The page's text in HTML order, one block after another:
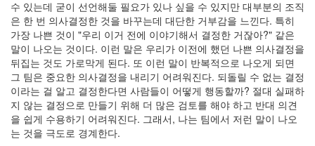
수 있는데 굳이 선언해둘 필요가 있나 싶을 수 있지만 대부분의 조직
은 한 번 의사결정한 것을 바꾸는데 대단한 거부감을 느낀다. 특히
가장 나쁜 것이 "우리 이거 전에 이야기해서 결정한 거잖아?" 같은
말이 나오는 것이다. 이런 말은 우리가 이전에 했던 나쁜 의사결정을
뒤집는 것도 가로막게 된다. 또 이런 말이 반복적으로 나오게 되면
그 팀은 중요한 의사결정을 내리기 어려워진다. 되돌릴 수 없는 결정
이라는 걸 알고 결정한다면 사람들이 어떻게 행동할까? 절대 실패하
지 않는 결정으로 만들기 위해 더 많은 검토를 해야 하고 반대 의견
을 쉽게 수용하기 어려워진다. 그래서, 나는 팀에서 저런 말이 나오
는 것을 극도로 경계한다.